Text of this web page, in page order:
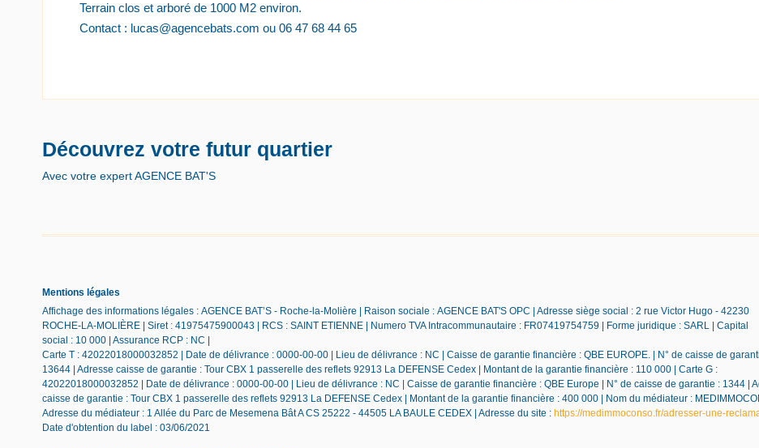
Terrain clos et arboré de 1000 M2 environ.
Contact : lucas@agencebats.com ou 06 47 68 44 65
Découvrez votre futur quartier
Avec votre expert AGENCE BAT'S
Mentions légales
Affichage des informations légales : AGENCE BAT’S - Roche-la-Molière | Raison sociale : AGENCE BAT'S OPC | Adresse siège social : 2 rue Victor Hugo - 42230
ROCHE-LA-MOLIÈRE | Siret : 41975475900043 | RCS : SAINT ETIENNE | Numero TVA Intracommunautaire : FR07419754759 | Forme juridique : SARL | Capital
social : 10 000 | Assurance RCP : NC |
Carte T : 42022018000032852 | Date de délivrance : 0000-00-00 | Lieu de délivrance : NC | Caisse de garantie financière : QBE EUROPE. | N° de caisse de
13644 | Adresse caisse de garantie : Tour CBX 1 passerelle des reflets 92913 La DEFENSE Cedex | Montant de la garantie financière : 110 000 | Carte G :
42022018000032852 | Date de délivrance : 0000-00-00 | Lieu de délivrance : NC | Caisse de garantie financière : QBE Europe | N° de caisse de garantie : 1344 |
caisse de garantie : Tour CBX 1 passerelle des reflets 92913 La DEFENSE Cedex | Montant de la garantie financière : 400 000 | Nom du médiateur :
Adresse du médiateur : 1 Allée du Parc de Mesemena Bât A CS 25222 - 44505 LA BAULE CEDEX | Adresse du site : https://medimmoconso.fr/adresser-une-
Date d'obtention du label : 03/06/2021